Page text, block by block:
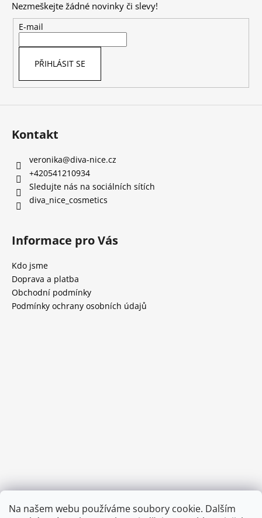
Na našem webu používáme soubory cookie. Dalším
Nezmeškejte žádné novinky či slevy!
E-mail
PŘIHLÁSIT SE
Kontakt
veronika@diva-nice.cz
+420541210934
Sledujte nás na sociálních sítích
diva_nice_cosmetics
Informace pro Vás
Kdo jsme
Doprava a platba
Obchodní podmínky
Podmínky ochrany osobních údajů
Provozní doba:
8.00 - 15.00 hod (pondělí - pátek)